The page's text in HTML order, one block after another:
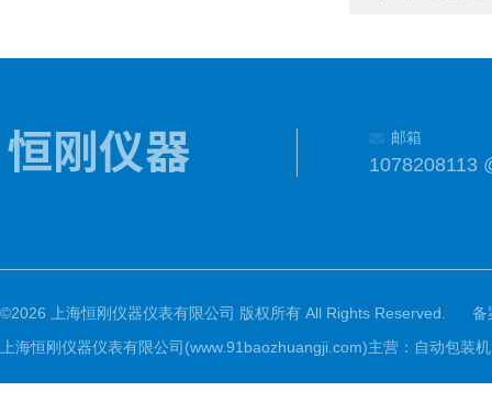
邮箱
1078208113
©2026 上海恒刚仪器仪表有限公司 版权所有 All Rights Reserved.
备
上海恒刚仪器仪表有限公司(www.91baozhuangji.com)主营：自动包